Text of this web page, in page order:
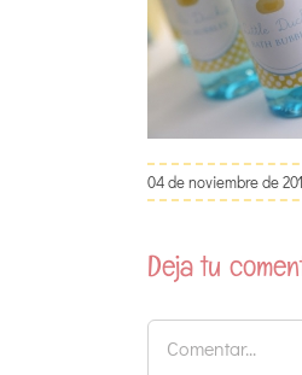
04 de noviembre de
Deja tu
Comentar